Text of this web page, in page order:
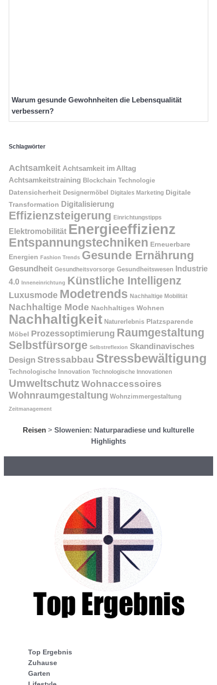
Warum gesunde Gewohnheiten die Lebensqualität
verbessern?
Schlagwörter
Achtsamkeit Achtsamkeit im Alltag
Achtsamkeitstraining Blockchain Technologie
Datensicherheit Designermöbel Digitales Marketing Digitale
Transformation Digitalisierung
Effizienzsteigerung Einrichtungstipps
Elektromobilität Energieeffizienz
Entspannungstechniken Erneuerbare
Energien Fashion Trends Gesunde Ernährung
Gesundheit Gesundheitsvorsorge Gesundheitswesen Industrie
4.0
Inneneinrichtung Künstliche Intelligenz
Luxusmode Modetrends Nachhaltige Mobilität
Nachhaltige Mode Nachhaltiges Wohnen
Nachhaltigkeit Naturerlebnis Platzsparende
Möbel
Prozessoptimierung Raumgestaltung
Selbstfürsorge Selbstreflexion Skandinavisches
Design Stressabbau Stressbewältigung
Technologische Innovation Technologische Innovationen
Umweltschutz Wohnaccessoires
Wohnraumgestaltung Wohnzimmergestaltung
Zeitmanagement
Reisen > Slowenien: Naturparadiese und kulturelle
Highlights
Top Ergebnis
Zuhause
Garten